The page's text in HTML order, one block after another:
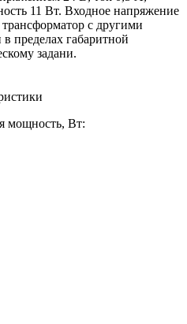
11 Вт. Входное напряжение
с другими
пределах габаритной
задани.
мощность, Вт: